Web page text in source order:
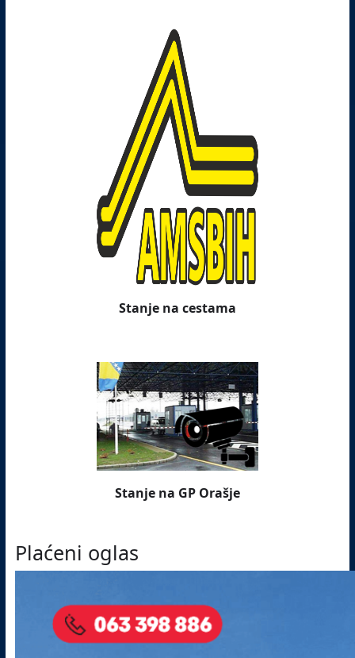
Stanje na cestama
Stanje na GP Orašje
Plaćeni oglas